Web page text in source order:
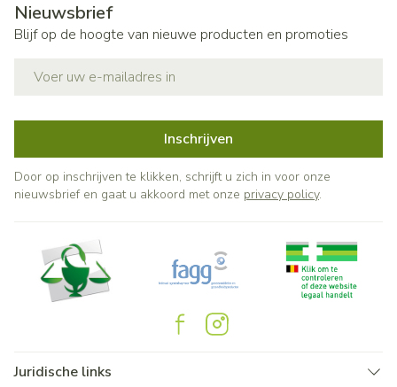
Nieuwsbrief
Blijf op de hoogte van nieuwe producten en promoties
Inschrijven
Door op inschrijven te klikken, schrijft u zich in voor onze
nieuwsbrief en gaat u akkoord met onze privacy policy.
Juridische links